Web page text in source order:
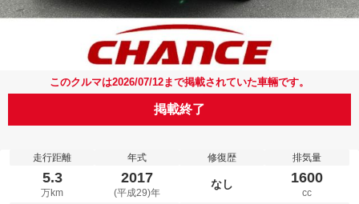
このクルマは2026/07/12まで掲載されていた車輛です。
掲載終了
走行距離
5.3
万km
年式
2017
(平成29)年
修復歴
なし
排気量
1600
cc